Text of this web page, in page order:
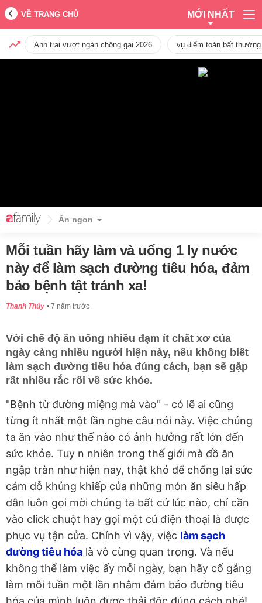
VỀ TRANG CHỦ MỚI NHẤT
Anh trai vượt ngàn chông gai 2026 vụ điểm toán bất
Ăn ngon
Mỗi tuần hãy làm và uống 1 ly nước
này để làm sạch đường tiêu hóa, đảm
bảo bệnh tật tránh xa!
Thanh Thủy 7 năm trước
Với chế độ ăn uống nhiều đạm ít chất xơ của
ngày càng nhiều người hiện này, nếu không biết
làm sạch đường tiêu hóa đúng cách, bạn sẽ gặp
rất nhiều rắc rối về sức khỏe.
"Bệnh từ đường miệng mà vào" - có lẽ ai cũng
từng ít nhất một lần nghe câu nói này. Việc chúng
ta ăn vào như thế nào có ảnh hưởng rất lớn đến
sức khỏe. Tuy n nhiên trong thế giới mà đồ ăn
ngập tràn như hiện nay, thật khó để chống lại sức
cám dỗ khủng khiếp của những món ăn siêu hấp
dẫn luôn gọi mời chúng ta bất cứ lúc nào, chỉ cần
vào click chuột hay gọi một cú điện thoại là được
phục vụ tận cửa. Chính vì vậy, việc làm sạch
đường tiêu hóa là vô cùng quan trọng. Và nếu
không thể làm việc ấy mỗi ngày, bạn hãy cố gắng
làm mỗi tuần một lần nhằm đảm bảo đường tiêu